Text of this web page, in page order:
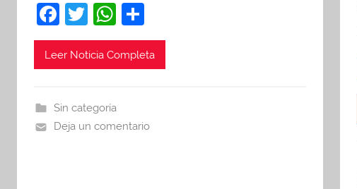
F
a
c
b
o
T
w
itt
W
h
at
A
p
o
m
tir
Leer Noticia Completa
Sin categoría
Deja un comentario